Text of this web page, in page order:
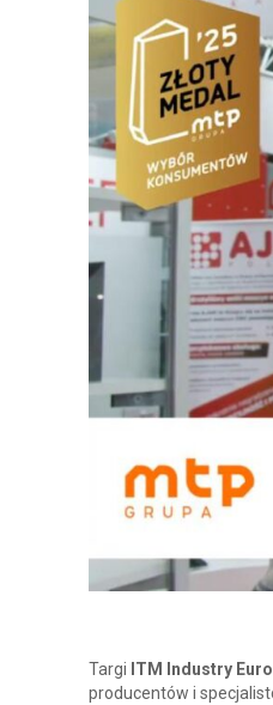
Targi ITM Industry
producentów i